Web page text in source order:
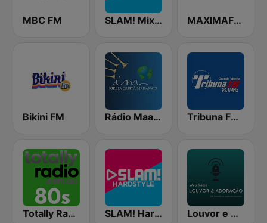
MBC FM SLAM! Mixmarathon MAXIMAFM DAB+
Bikini FM Rádio Maanaim Tribuna FM 99.1
Totally Radio 80s SLAM! Hardstyle Louvor e Adoração